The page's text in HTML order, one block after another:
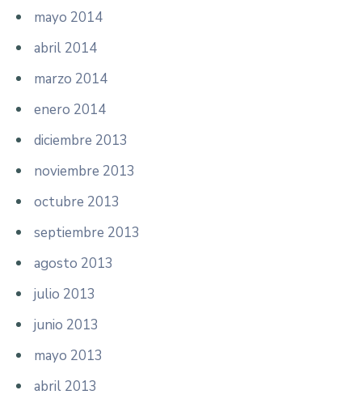
mayo 2014
abril 2014
marzo 2014
enero 2014
diciembre 2013
noviembre 2013
octubre 2013
septiembre 2013
agosto 2013
julio 2013
junio 2013
mayo 2013
abril 2013